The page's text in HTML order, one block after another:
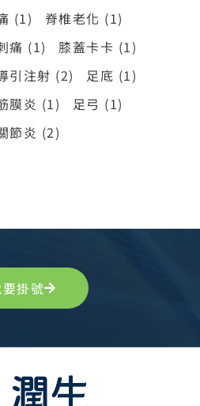
(1) 脊椎老化 (1)
痛 (1) 膝蓋卡卡 (1)
引注射 (2) 足底 (1)
膜炎 (1) 足弓 (1)
節炎 (2)
掛號